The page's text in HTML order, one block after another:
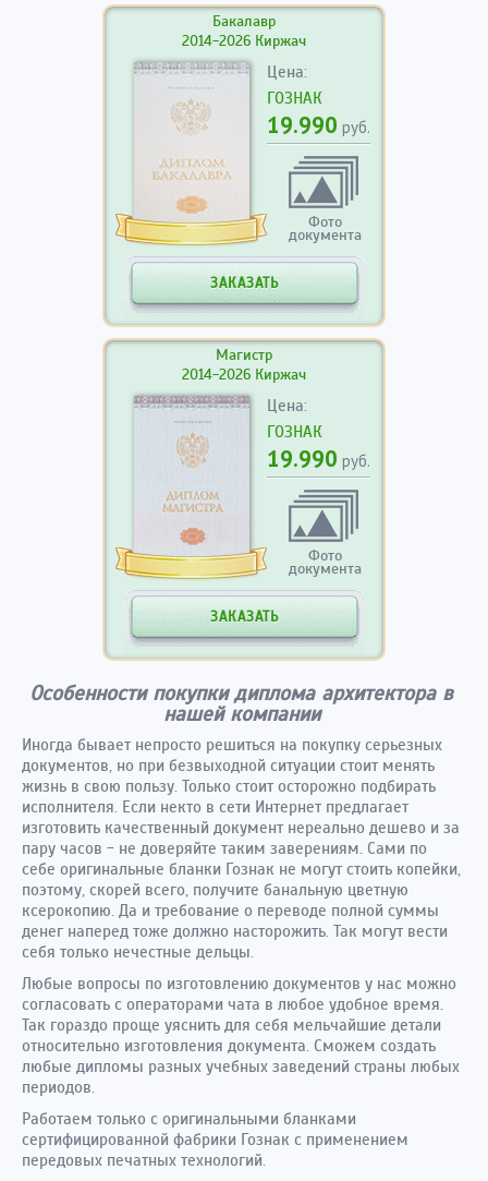
Бакалавр
2014-2026 Киржач
Цена:
ГОЗНАК
19.990 руб.
Фото
документа
ЗАКАЗАТЬ
Магистр
2014-2026 Киржач
Цена:
ГОЗНАК
19.990 руб.
Фото
документа
ЗАКАЗАТЬ
Особенности покупки диплома архитектора в
нашей компании
Иногда бывает непросто решиться на покупку серьезных
документов, но при безвыходной ситуации стоит менять
жизнь в свою пользу. Только стоит осторожно подбирать
исполнителя. Если некто в сети Интернет предлагает
изготовить качественный документ нереально дешево и за
пару часов - не доверяйте таким заверениям. Сами по
себе оригинальные бланки Гознак не могут стоить копейки,
поэтому, скорей всего, получите банальную цветную
ксерокопию. Да и требование о переводе полной суммы
денег наперед тоже должно насторожить. Так могут вести
себя только нечестные дельцы.
Любые вопросы по изготовлению документов у нас можно
согласовать с операторами чата в любое удобное время.
Так гораздо проще уяснить для себя мельчайшие детали
относительно изготовления документа. Сможем создать
любые дипломы разных учебных заведений страны любых
периодов.
Работаем только с оригинальными бланками
сертифицированной фабрики Гознак с применением
передовых печатных технологий.